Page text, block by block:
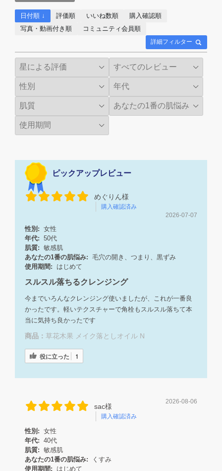
詳細フィルター
日付順 ↓ 評価順 いいね数順
購入確認順
写真・動画付き順
コミュニティ会員順
ピックアップレビュー
めぐりん様
購入確認済み
2026-07-07
性別: 女性
年代: 50代
肌質: 敏感肌
あなたの1番の肌悩み: 毛穴の開き、つまり、黒ずみ
使用期間:
はじめて
スルスル落ちるクレンジング
今までいろんなクレンジング使いましたが、これが一番良
かったです。軽いテクスチャーで角栓もスルスル落ちて本
当に気持ち良かったです
商品： 草花木果 メイク落としオイル N
役に立った 1
sac様
購入確認済み
2026-08-06
性別: 女性
年代: 40代
肌質: 敏感肌
あなたの1番の肌悩み:
くすみ
使用期間:
はじめて